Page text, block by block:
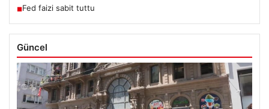
■Fed faizi sabit tuttu
Güncel